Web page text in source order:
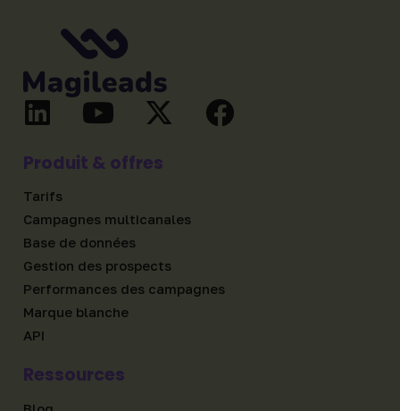
Produit & offres
Tarifs
Campagnes multicanales
Base de données
Gestion des prospects
Performances des campagnes
Marque blanche
API
Ressources